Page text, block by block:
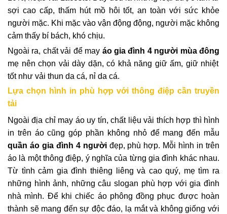
sợi cao cấp, thấm hút mồ hôi tốt, an toàn với sức khỏe
người mặc. Khi mặc vào vận động động, người mặc không
cảm thấy bí bách, khó chịu.
Ngoài ra, chất vải để may áo gia đình 4 người mùa đông
mẹ nên chọn vải dày dặn, có khả năng giữ ấm, giữ nhiệt
tốt như vải thun da cá, nỉ da cá.
Lựa chọn hình in phù hợp với thông điệp cần truyền
tải
Ngoài địa chỉ may áo uy tín, chất liệu vải thích hợp thì hình
in trên áo cũng góp phần không nhỏ để mang đến mẫu
quần áo gia đình 4 ngườiđẹp, phù hợp. Mỗi hình in trên
áo là một thông điệp, ý nghĩa của từng gia đình khác nhau.
Từ tình cảm gia đình thiêng liêng và cao quý, mẹ tìm ra
những hình ảnh, những câu slogan phù hợp với gia đình
nhà mình. Để khi chiếc áo phông đồng phục được hoàn
thành sẽ mang đến sự độc đáo, lạ mắt và không giống với